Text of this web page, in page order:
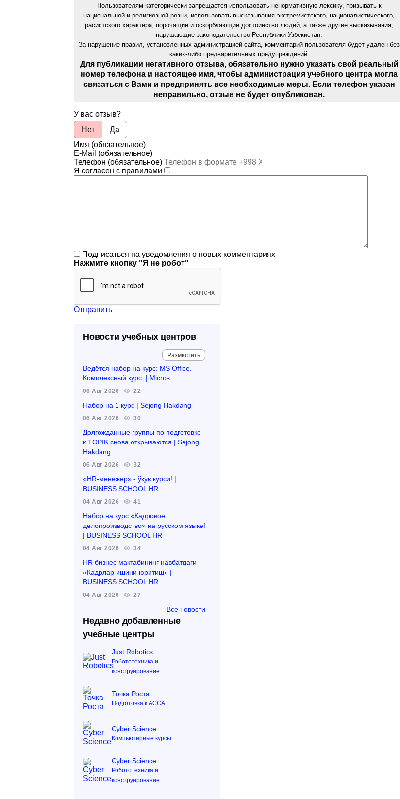
Пользователям категорически запрещается использовать ненормативную лексику, призывать к
национальной и религиозной розни, использовать высказывания экстремистского, националистического,
расистского характера, порочащие и оскорбляющие достоинство людей, а также другие высказывания,
нарушающие законодательство Республики Узбекистан.
За нарушение правил, установленных администрацией сайта, комментарий пользователя будет удален без
каких-либо предварительных предупреждений.
Для публикации негативного отзыва, обязательно нужно указать свой реальный
номер телефона и настоящее имя, чтобы администрация учебного центра могла
связаться с Вами и предпринять все необходимые меры. Если телефон указан
неправильно, отзыв не будет опубликован.
У вас отзыв?
Нет
Да
Имя (обязательное)
E-Mail (обязательное)
Телефон (обязательное)
Я согласен с правилами
Подписаться на уведомления о новых комментариях
Нажмите кнопку "Я не робот"
Отправить
Новости учебных центров
Разместить
Ведётся набор на курс: MS Office.
Комплексный курс. | Micros
06 Авг 2026 22
Набор на 1 курс | Sejong Hakdang
06 Авг 2026 30
Долгожданные группы по подготовке
к TOPIK снова открываются | Sejong
Hakdang
06 Авг 2026 32
«HR-менежер» - ўқув курси! |
BUSINESS SCHOOL HR
04 Авг 2026 41
Набор на курс «Кадровое
делопроизводство» на русском языке!
| BUSINESS SCHOOL HR
04 Авг 2026 34
HR бизнес мактабининг навбатдаги
«Кадрлар ишини юритиш» |
BUSINESS SCHOOL HR
04 Авг 2026 27
Все новости
Недавно добавленные
учебные центры
Just Robotics
Робототехника и
конструирование
Точка Роста
Подготовка к ACCA
Cyber Science
Компьютерные курсы
Cyber Science
Робототехника и
конструирование